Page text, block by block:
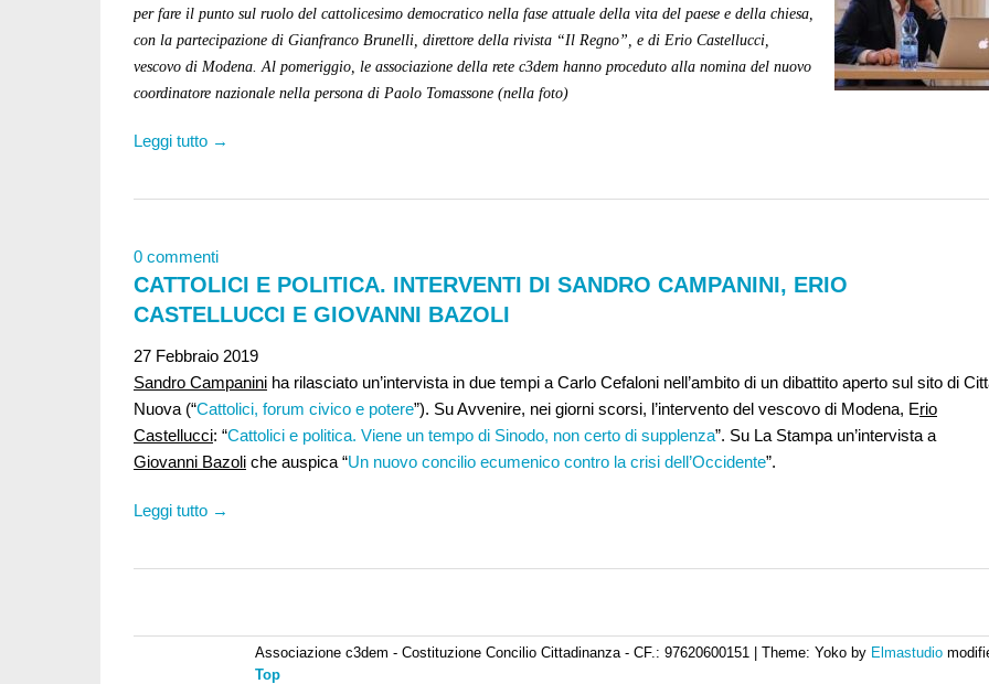
per fare il punto sul ruolo del cattolicesimo democratico nella fase attuale della vita del paese e della chiesa,
con la partecipazione di Gianfranco Brunelli, direttore della rivista “Il Regno”, e di Erio Castellucci,
vescovo di Modena. Al pomeriggio, le associazione della rete c3dem hanno proceduto alla nomina del nuovo
coordinatore nazionale nella persona di Paolo Tomassone (nella foto)
Leggi tutto →
0 commenti
CATTOLICI E POLITICA. INTERVENTI DI SANDRO CAMPANINI, ERIO
CASTELLUCCI E GIOVANNI BAZOLI
27 Febbraio 2019
Sandro Campanini ha rilasciato un’intervista in due tempi a Carlo Cefaloni nell’ambito di un dibattito aperto sul sito di
Nuova (“Cattolici, forum civico e potere”). Su Avvenire, nei giorni scorsi, l’intervento del vescovo di Modena, Erio
Castellucci: “Cattolici e politica. Viene un tempo di Sinodo, non certo di supplenza”. Su La Stampa un’intervista a
Giovanni Bazoli che auspica “Un nuovo concilio ecumenico contro la crisi dell’Occidente”.
Leggi tutto →
Associazione c3dem - Costituzione Concilio Cittadinanza - CF.: 97620600151 Theme: Yoko by Elmastudio
Top